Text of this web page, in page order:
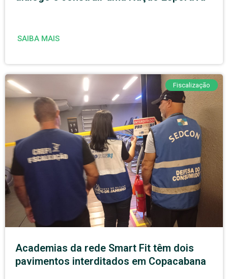
SAIBA MAIS
Fiscalização
Academias da rede Smart Fit têm dois
pavimentos interditados em Copacabana